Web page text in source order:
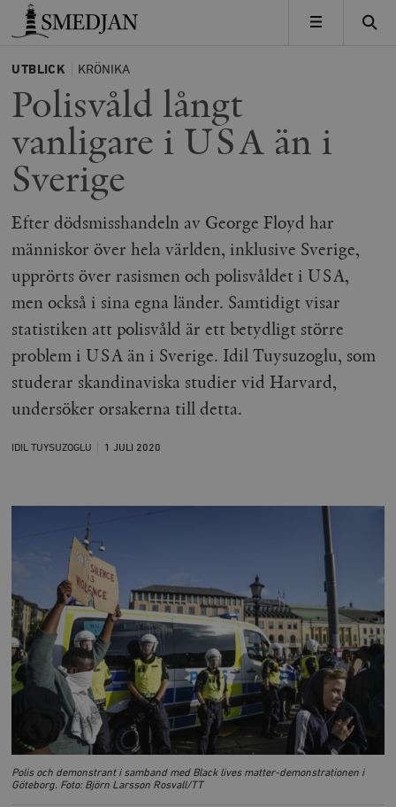
Timbro
MENY
UTBLICK KRÖNIKA
Polisvåld långt
vanligare i USA än i
Sverige
Efter dödsmisshandeln av George Floyd har
människor över hela världen, inklusive Sverige,
upprörts över rasismen och polisvåldet i USA,
men också i sina egna länder. Samtidigt visar
statistiken att polisvåld är ett betydligt större
problem i USA än i Sverige. Idil Tuysuzoglu, som
studerar skandinaviska studier vid Harvard,
undersöker orsakerna till detta.
IDIL TUYSUZOGLU 1 JULI 2020
Polis och demonstrant i samband med Black lives matter-demonstrationen i
Göteborg. Foto: Björn Larsson Rosvall/TT